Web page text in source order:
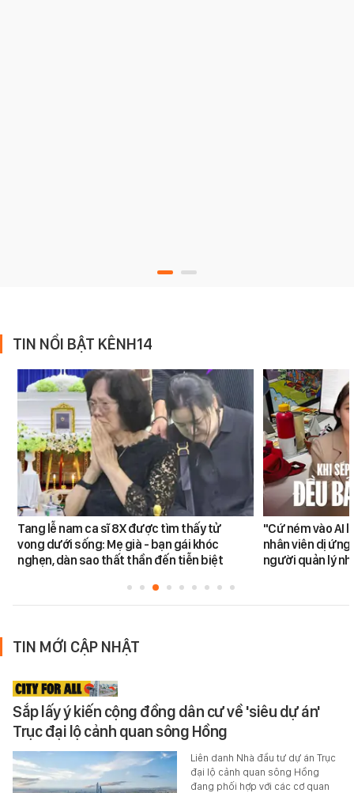
TIN NỔI BẬT KÊNH14
Tang lễ nam ca sĩ 8X được tìm thấy tử
vong dưới sống: Mẹ già - bạn gái khóc
nghẹn, dàn sao thất thần đến tiễn biệt
"Cứ ném vào AI
nhân viên dị ứng
người quản lý
TIN MỚI CẬP NHẬT
Sắp lấy ý kiến cộng đồng dân cư về 'siêu dự án'
Trục đại lộ cảnh quan sông Hồng
Liên danh Nhà đầu tư dự án Trục
đại lộ cảnh quan sông Hồng
đang phối hợp với các cơ quan